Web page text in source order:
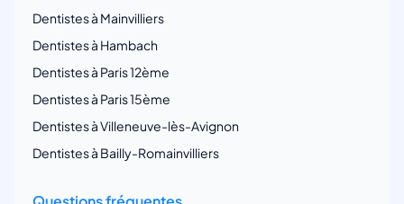
Dentistes à Mainvilliers
Dentistes à Hambach
Dentistes à Paris 12ème
Dentistes à Paris 15ème
Dentistes à Villeneuve-lès-Avignon
Dentistes à Bailly-Romainvilliers